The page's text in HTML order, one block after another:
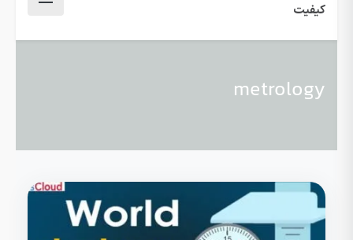
metrology